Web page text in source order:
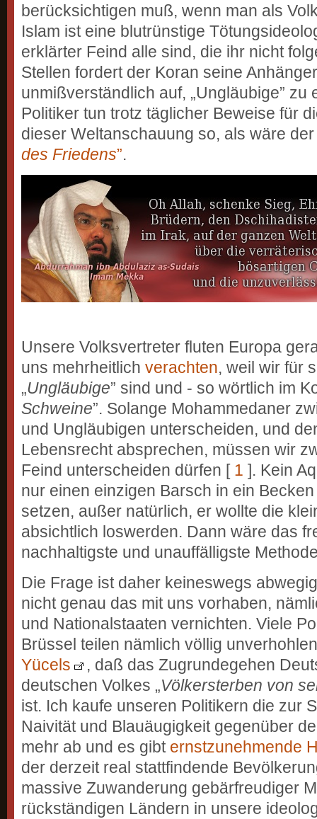
berücksichtigen muß, wenn man als
Islam ist eine blutrünstige
erklärter Feind alle sind, die ihr nicht
Stellen fordert der Koran seine
unmißverständlich auf, „Ungläubige” zu
Politiker tun trotz täglicher Beweise für
dieser Weltanschauung so, als wäre
des Friedens”.
Unsere Volksvertreter fluten Europa
uns mehrheitlich verachten, weil wir für
„Ungläubige” sind und - so wörtlich im
Schweine”. Solange Mohammedaner
und Ungläubigen unterscheiden, und
Lebensrecht absprechen, müssen wir
Feind unterscheiden dürfen [1 ]. Kein
nur einen einzigen Barsch in ein
setzen, außer natürlich, er wollte die
absichtlich loswerden. Dann wäre das
nachhaltigste und unauffälligste
Die Frage ist daher keineswegs
nicht genau das mit uns vorhaben,
und Nationalstaaten vernichten. Viele
Brüssel teilen nämlich völlig
Yücels
, daß das Zugrundegehen
deutschen Volkes „Völkersterben von
ist. Ich kaufe unseren Politikern die zur
Naivität und Blauäugigkeit gegenüber
mehr ab und es gibt ernstzunehmende
der derzeit real stattfindende
massive Zuwanderung gebärfreudiger
rückständigen Ländern in unsere